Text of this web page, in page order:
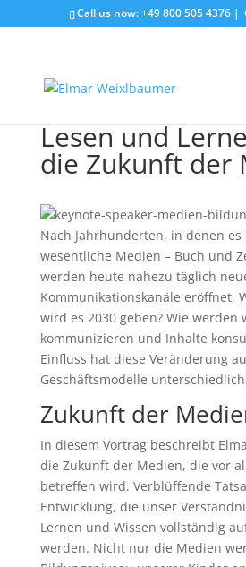
Call us now: +49 800 505 4376 |
Lesen und
die Zukunft der
Nach Jahrhunderten, in denen es
wesentliche Medien – Buch und
werden heute nahezu täglich
Kommunikationskanäle eröffnet.
wird es 2030 geben? Wie werden
kommunizieren und Inhalte
Einfluss hat diese Veränderung
Geschäftsmodelle
Zukunft der
In diesem Vortrag beschreibt
die Zukunft der Medien, die vor
betreffen wird. Verblüffende
Entwicklung, die unser
Lernen und Wissen vollständig
werden. Nicht nur die Medien